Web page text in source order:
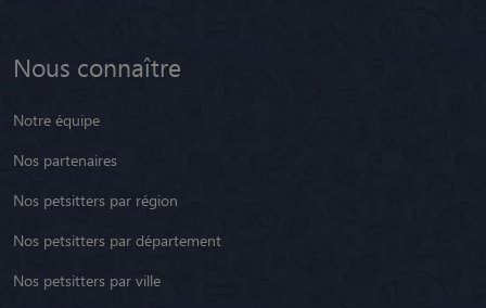
Nous connaître
Notre équipe
Nos partenaires
Nos petsitters par région
Nos petsitters par département
Nos petsitters par ville